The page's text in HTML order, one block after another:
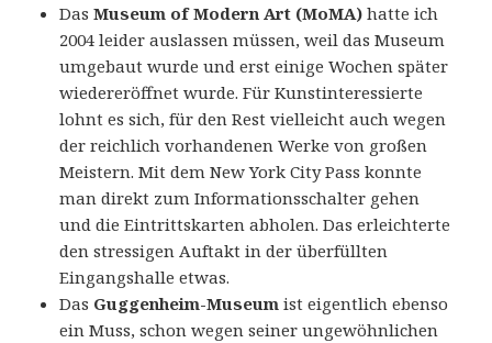
DasMuseum of Modern Art (MoMA) hatte ich
2004 leider auslassen müssen, weil das Museum
umgebaut wurde und erst einige Wochen später
wiedereröffnet wurde. Für Kunstinteressierte
lohnt es sich, für den Rest vielleicht auch wegen
der reichlich vorhandenen Werke von großen
Meistern. Mit dem New York City Pass konnte
man direkt zum Informationsschalter gehen
und die Eintrittskarten abholen. Das erleichterte
den stressigen Auftakt in der überfüllten
Eingangshalle etwas.
Das Guggenheim-Museum ist eigentlich ebenso
ein Muss, schon wegen seiner ungewöhnlichen